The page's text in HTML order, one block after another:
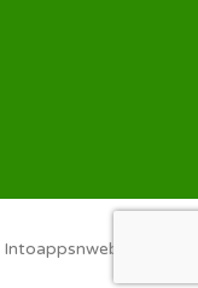
Intoappsnwebs